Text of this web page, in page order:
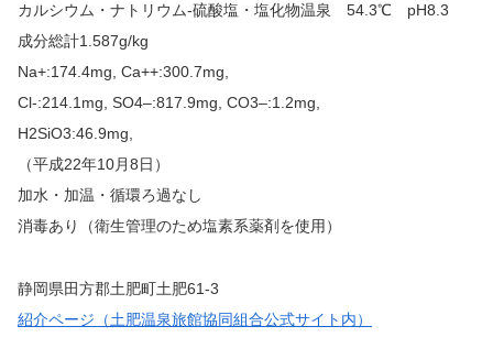
カルシウム・ナトリウム-硫酸塩・塩化物温泉 54.3℃ pH8.3
成分総計1.587g/kg
Na+:174.4mg, Ca++:300.7mg,
Cl-:214.1mg, SO4–:817.9mg, CO3–:1.2mg,
H2SiO3:46.9mg,
（平成22年10月8日）
加水・加温・循環ろ過なし
消毒あり（衛生管理のため塩素系薬剤を使用）
静岡県田方郡土肥町土肥61-3
紹介ページ（土肥温泉旅館協同組合公式サイト内）